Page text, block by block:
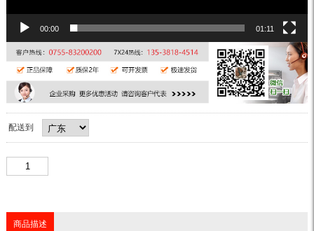
00:00 01:11
配送到
商品描述